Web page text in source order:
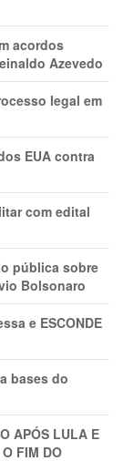
acordos
Azevedo
legal em
EUA contra
com edital
pública sobre
Bolsonaro
e ESCONDE
bases do
APÓS LULA E
FIM DO